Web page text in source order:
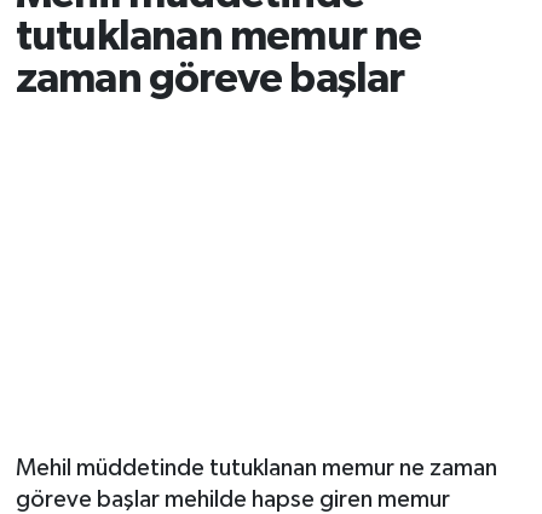
tutuklanan memur ne
zaman göreve başlar
Mehil müddetinde tutuklanan memur ne zaman
göreve başlar mehilde hapse giren memur